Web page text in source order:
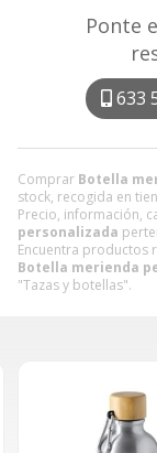
Comprar Botella
stock, recogida en
Precio, información,
personalizada
Encuentra productos
Botella merienda
"Tazas y botellas".
Ponte
633